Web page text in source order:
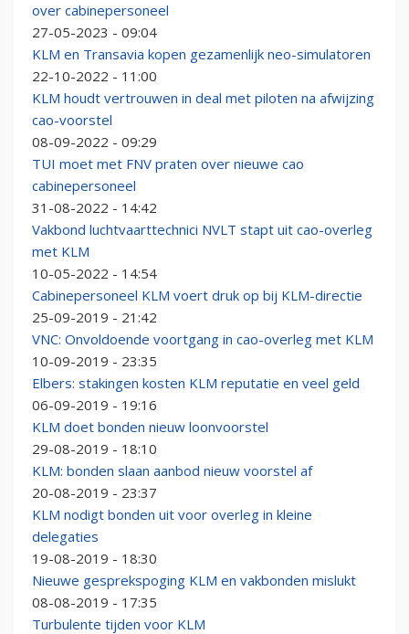
over cabinepersoneel
27-05-2023 - 09:04
KLM en Transavia kopen gezamenlijk neo-simulatoren
22-10-2022 - 11:00
KLM houdt vertrouwen in deal met piloten na afwijzing
cao-voorstel
08-09-2022 - 09:29
TUI moet met FNV praten over nieuwe cao
cabinepersoneel
31-08-2022 - 14:42
Vakbond luchtvaarttechnici NVLT stapt uit cao-overleg
met KLM
10-05-2022 - 14:54
Cabinepersoneel KLM voert druk op bij KLM-directie
25-09-2019 - 21:42
VNC: Onvoldoende voortgang in cao-overleg met KLM
10-09-2019 - 23:35
Elbers: stakingen kosten KLM reputatie en veel geld
06-09-2019 - 19:16
KLM doet bonden nieuw loonvoorstel
29-08-2019 - 18:10
KLM: bonden slaan aanbod nieuw voorstel af
20-08-2019 - 23:37
KLM nodigt bonden uit voor overleg in kleine
delegaties
19-08-2019 - 18:30
Nieuwe gesprekspoging KLM en vakbonden mislukt
08-08-2019 - 17:35
Turbulente tijden voor KLM